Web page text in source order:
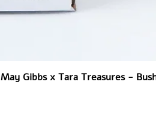
May Gibbs x Tara Treasures -